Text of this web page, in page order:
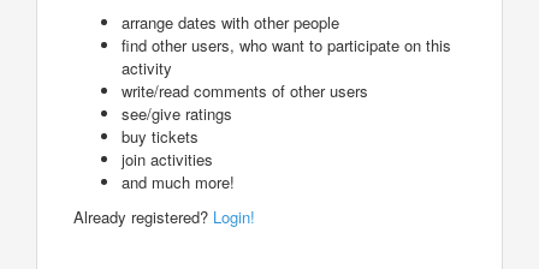
arrange dates with other people
find other users, who want to participate on this
activity
write/read comments of other users
see/give ratings
buy tickets
join activities
and much more!
Already registered? Login!